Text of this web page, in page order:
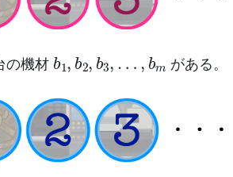
の機材
b ,b 2,
… b m
がある。